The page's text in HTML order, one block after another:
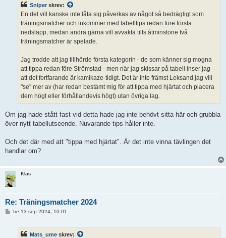
Sniper skrev:
En del vill kanske inte låta sig påverkas av något så bedrägligt som
träningsmatcher och inkommer med tabelltips redan före första
nedsläpp, medan andra gärna vill avvakta tills åtminstone två
träningsmatcher är spelade.
Jag trodde att jag tillhörde första kategorin - de som känner sig mogna
att tippa redan före Strömstad - men när jag skissar på tabell inser jag
att det fortfarande är kamikaze-tidigt. Det är inte främst Leksand jag vill
"se" mer av (har redan bestämt mig för att tippa med hjärtat och placera
dem högt eller förhållandevis högt) utan övriga lag.
Om jag hade stått fast vid detta hade jag inte behövt sitta här och grubbla
över nytt tabellutseende. Nuvarande tips håller inte.
Och det där med att "tippa med hjärtat". Är det inte vinna tävlingen det
handlar om?
Klas
Re: Träningsmatcher 2024
fre 13 sep 2024, 10:01
Mats_ume skrev: